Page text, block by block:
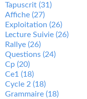
Tapuscrit (31)
Affiche (27)
Exploitation (26)
Lecture Suivie (26)
Rallye (26)
Questions (24)
Cp (20)
Ce1 (18)
Cycle 2 (18)
Grammaire (18)